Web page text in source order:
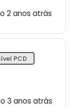
2 anos atrás
PCD
3 anos atrás